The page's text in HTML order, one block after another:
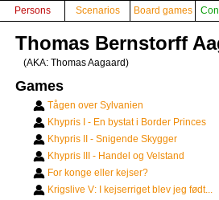
Persons Scenarios Board games
Thomas Bernstorff
(AKA: Thomas Aagaard)
Games
Tågen over Sylvanien
Khypris I - En bystat i Border Princes
Khypris II - Snigende Skygger
Khypris III - Handel og Velstand
For konge eller kejser?
Krigslive V: I kejserriget blev jeg født...